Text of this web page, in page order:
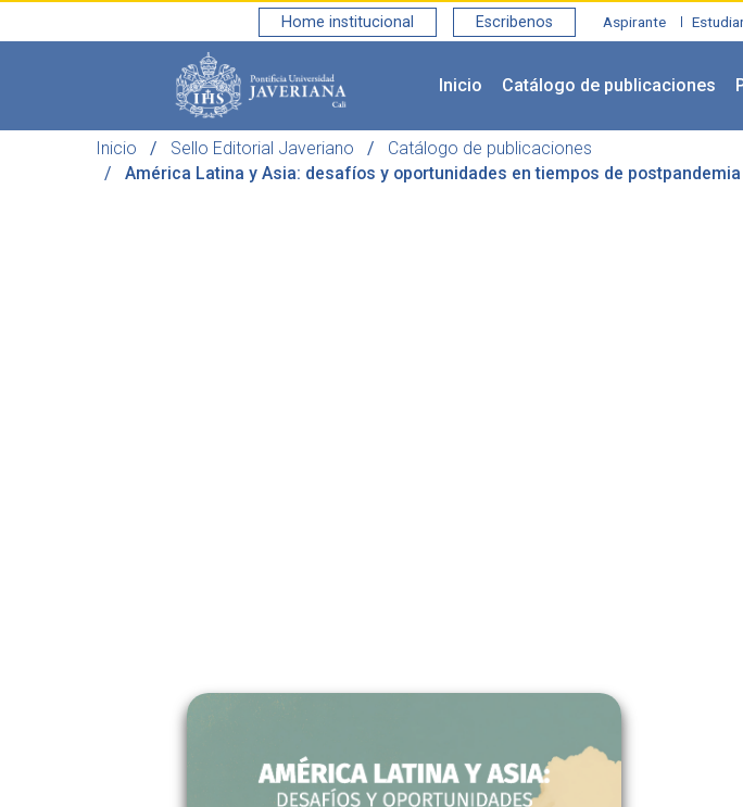
Saltar al contenido principal
Inicio Sello Editorial Javeriano
Catálogo de publicaciones
América Latina y Asia: desafíos y oportunidades en tiempos de
Aspirante
Home institucional Escribenos
Inicio Catálogo de publicaciones